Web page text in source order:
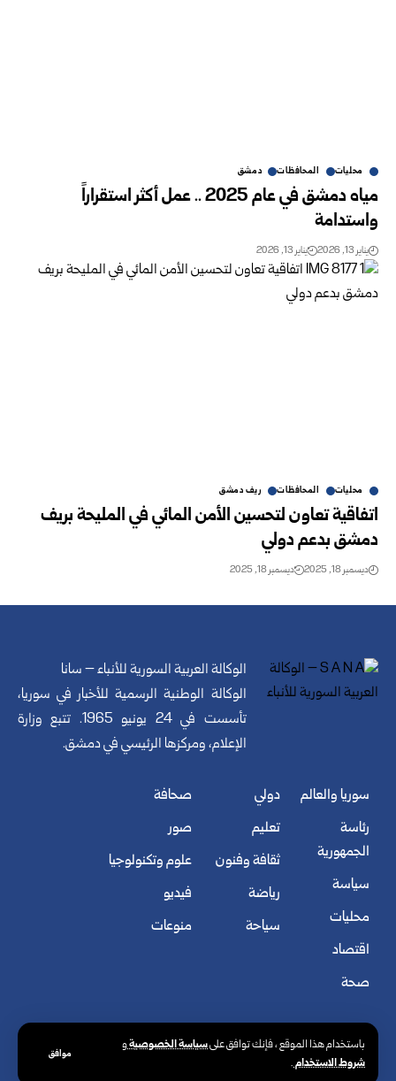
باستخدام هذا الموقع ، فإنك توافق علىسياسة الخصوصيةو
شروط الاستخدام.
موافق
محليات المحافظات دمشق
مياه دمشق في عام 2025 .. عمل أكثر استقراراً
واستدامة
يناير 13, 2026 يناير 13, 2026
محليات المحافظات ريف دمشق
اتفاقية تعاون لتحسين الأمن المائي في المليحة بريف
دمشق بدعم دولي
ديسمبر 18, 2025 ديسمبر 18, 2025
الوكالة العربية السورية للأنباء – سانا
الوكالة الوطنية الرسمية للأخبار في سوريا،
تأسست في 24 يونيو 1965. تتبع وزارة
الإعلام، ومركزها الرئيسي في دمشق.
سوريا والعالم
رئاسة
الجمهورية
سياسة
محليات
اقتصاد
صحة
دولي
تعليم
ثقافة وفنون
رياضة
سياحة
صحافة
صور
علوم وتكنولوجيا
فيديو
منوعات
© الوكالة العربية السورية للأنباء. كافة الحقوق محفوظة.